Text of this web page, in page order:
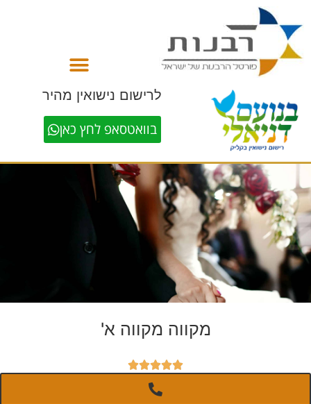
לרישום נישואין מהיר
בוואטסאפ לחץ כאן
מקווה מקווה א'




